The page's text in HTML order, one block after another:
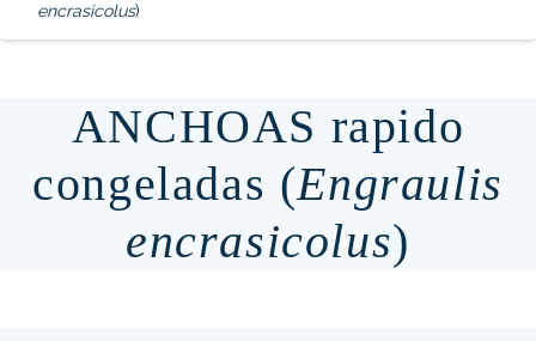
encrasicolus)
ANCHOAS rapido
congeladas (Engraulis
encrasicolus)